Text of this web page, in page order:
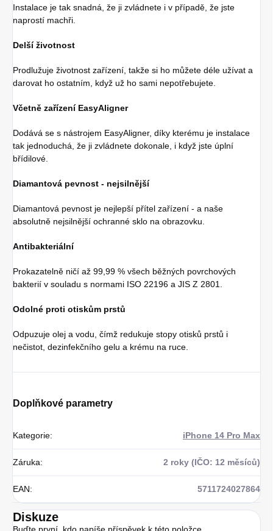
Instalace je tak snadná, že ji zvládnete i v případě, že jste
naprostí machři.
Delší životnost
Prodlužuje životnost zařízení, takže si ho můžete déle užívat a
darovat ho ostatním, když už ho sami nepotřebujete.
Včetně zařízení EasyAligner
Dodává se s nástrojem EasyAligner, díky kterému je instalace
tak jednoduchá, že ji zvládnete dokonale, i když jste úplní
břídilové.
Diamantová pevnost - nejsilnější
Diamantová pevnost je nejlepší přítel zařízení - a naše
absolutně nejsilnější ochranné sklo na obrazovku.
Antibakteriální
Prokazatelně ničí až 99,99 % všech běžných povrchových
bakterií v souladu s normami ISO 22196 a JIS Z 2801.
Odolné proti otiskům prstů
Odpuzuje olej a vodu, čímž redukuje stopy otisků prstů i
nečistot, dezinfekčního gelu a krému na ruce.
Doplňkové parametry
Kategorie: iPhone 14 Pro Max
Záruka: 2 roky (IČO: 12 měsíců)
EAN: 5711724027864
Diskuze